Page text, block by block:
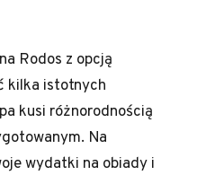
Rodos z opcją
kilka istotnych
kusi różnorodnością
Na
wydatki na obiady i